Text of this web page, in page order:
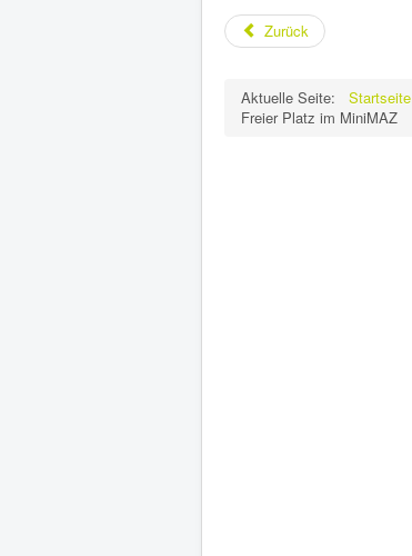
Zurück
Aktuelle Seite: Startseite
Freier Platz im MiniMAZ